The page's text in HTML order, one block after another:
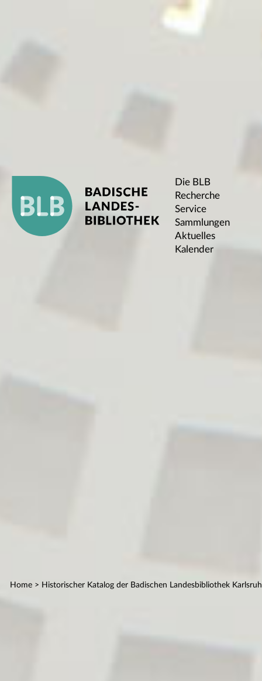
Die BLB
Recherche
Service
Sammlungen
Aktuelles
Kalender
Home > Historischer Katalog der Badischen Landesbibliothek